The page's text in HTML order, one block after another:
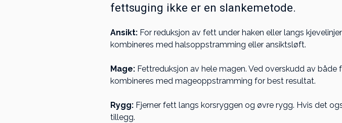
fettsuging ikke er en slankemetode.
Ansikt: For reduksjon av fett under haken eller langs
kombineres med halsoppstramming eller ansiktsløft.
Mage: Fettreduksjon av hele magen. Ved overskudd av
kombineres med mageoppstramming for best resultat.
Rygg: Fjerner fett langs korsryggen og øvre rygg. Hvis det
tillegg.